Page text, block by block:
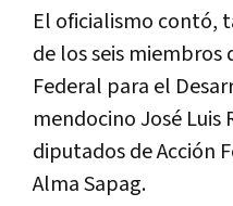
El oficialismo contó,
de los seis
Federal para el
mendocino José Luis
diputados de Acción
Alma Sapag.